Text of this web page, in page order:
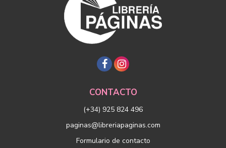
CONTACTO
(+34) 925 824 496
paginas@libreriapaginas.com
Formulario de contacto